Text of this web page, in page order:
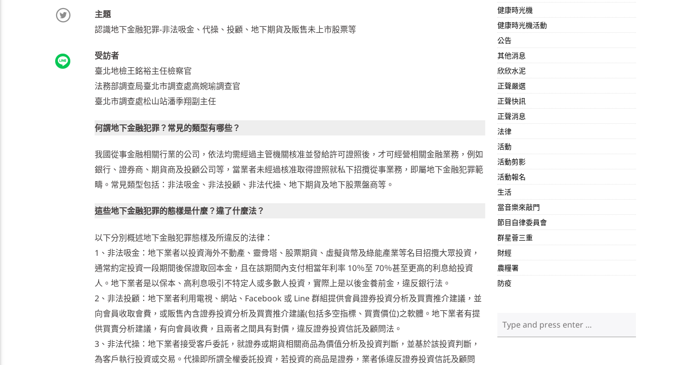
主題
認識地下金融犯罪-非法吸金、代操、投顧、地下期貨及販售未上市股票等
受訪者
臺北地檢王銘裕主任檢察官
法務部調查局臺北市調查處高婉瑜調查官
臺北市調查處松山站潘季翔副主任
何謂地下金融犯罪？常見的類型有哪些？
我國從事金融相關行業的公司，依法均需經過主管機關核准並發給許可證照後，才可經營相關金融業務，例如
銀行、證券商、期貨商及投顧公司等，當業者未經過核准取得證照就私下招攬從事業務，即屬地下金融犯罪範
疇。常見類型包括：非法吸金、非法投顧、非法代操、地下期貨及地下股票盤商等。
這些地下金融犯罪的態樣是什麼？違了什麼法？
以下分別概述地下金融犯罪態樣及所違反的法律：
1、非法吸金：地下業者以投資海外不動產、靈骨塔、股票期貨、虛擬貨幣及綠能產業等名目招攬大眾投資，
通常約定投資一段期間後保證取回本金，且在該期間內支付相當年利率 10％至 70％甚至更高的利息給投資
人。地下業者是以保本、高利息吸引不特定人或多數人投資，實際上是以後金養前金，違反銀行法。
2、非法投顧：地下業者利用電視、網站、Facebook 或 Line 群組提供會員證券投資分析及買賣推介建議，並
向會員收取會費，或販售內含證券投資分析及買賣推介建議(包括多空指標、買賣價位)之軟體。地下業者有提
供買賣分析建議，有向會員收費，且兩者之間具有對價，違反證券投資信託及顧問法。
3、非法代操：地下業者接受客戶委託，就證券或期貨相關商品為價值分析及投資判斷，並基於該投資判斷，
為客戶執行投資或交易。代操即所謂全權委託投資，若投資的商品是證券，業者係違反證券投資信託及顧問
健康時光機
健康時光機活動
公告
其他消息
欣欣水泥
正聲嚴選
正聲快訊
正聲消息
法律
活動
活動剪影
活動報名
生活
當音樂來敲門
節目自律委員會
群星薈三重
財經
農糧署
防疫